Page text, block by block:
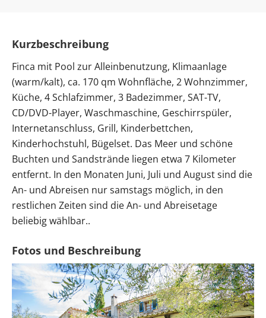
Kurzbeschreibung
Finca mit Pool zur Alleinbenutzung, Klimaanlage
(warm/kalt), ca. 170 qm Wohnfläche, 2 Wohnzimmer,
Küche, 4 Schlafzimmer, 3 Badezimmer, SAT-TV,
CD/DVD-Player, Waschmaschine, Geschirrspüler,
Internetanschluss, Grill, Kinderbettchen,
Kinderhochstuhl, Bügelset. Das Meer und schöne
Buchten und Sandstrände liegen etwa 7 Kilometer
entfernt. In den Monaten Juni, Juli und August sind die
An- und Abreisen nur samstags möglich, in den
restlichen Zeiten sind die An- und Abreisetage
beliebig wählbar..